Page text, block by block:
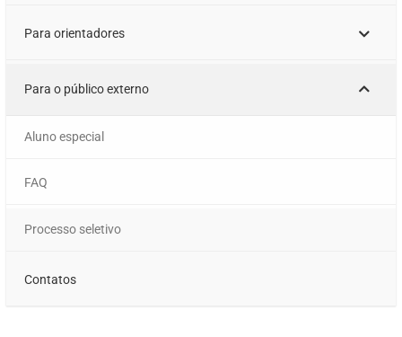
Para orientadores
Para o público externo
Aluno especial
FAQ
Processo seletivo
Contatos